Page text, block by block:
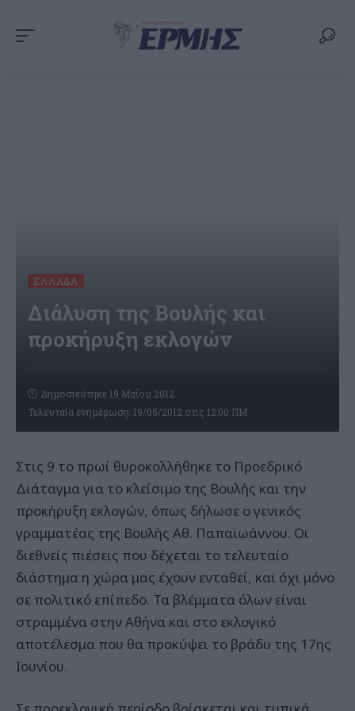
ΕΛΛΆΔΑ
Διάλυση της Βουλής και
προκήρυξη εκλογών
Τελευταία ενημέρωση: 19/05/2012 στις 12:00 ΠΜ
Δημοσιεύτηκε 19 Μαΐου 2012
Στις 9 το πρωί θυροκολλήθηκε το Προεδρικό
Διάταγμα για το κλείσιμο της Βουλής και την
προκήρυξη εκλογών, όπως δήλωσε ο γενικός
γραμματέας της Βουλής Αθ. Παπαϊωάννου. Οι
διεθνείς πιέσεις που δέχεται το τελευταίο
διάστημα η χώρα μας έχουν ενταθεί, και όχι μόνο
σε πολιτικό επίπεδο. Τα βλέμματα όλων είναι
στραμμένα στην Αθήνα και στο εκλογικό
αποτέλεσμα που θα προκύψει το βράδυ της 17ης
Ιουνίου.